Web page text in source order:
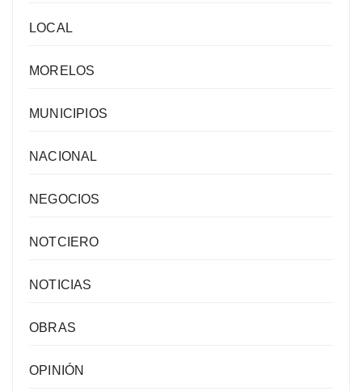
LOCAL
MORELOS
MUNICIPIOS
NACIONAL
NEGOCIOS
NOTCIERO
NOTICIAS
OBRAS
OPINIÓN